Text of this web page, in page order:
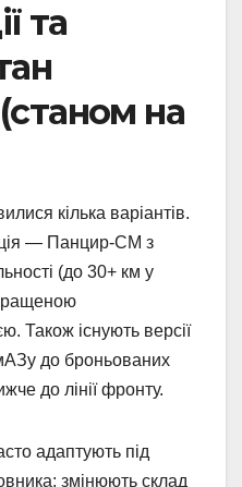
та
на
кілька варіантів.
— Панцир-СМ з
(до 30+ км у
Також існують версії
до броньованих
до лінії фронту.
адаптують під
змінюють склад